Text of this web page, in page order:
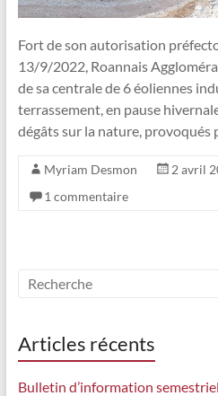
Fort de son autorisation
13/9/2022, Roannais
de sa centrale de 6 éoliennes
terrassement, en pause
dégâts sur la nature, provoqués
Myriam Desmon 2 avril
1 commentaire
Articles récents
Bulletin d’information